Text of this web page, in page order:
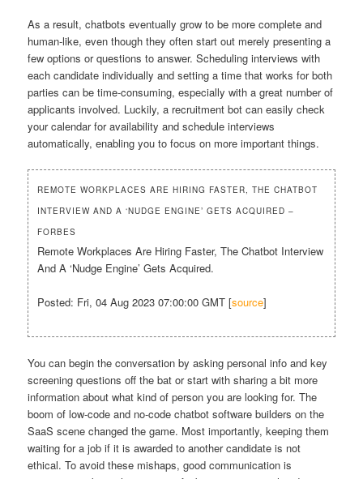
As a result, chatbots eventually grow to be more complete and
human-like, even though they often start out merely presenting a
few options or questions to answer. Scheduling interviews with
each candidate individually and setting a time that works for both
parties can be time-consuming, especially with a great number of
applicants involved. Luckily, a recruitment bot can easily check
your calendar for availability and schedule interviews
automatically, enabling you to focus on more important things.
REMOTE WORKPLACES ARE HIRING FASTER, THE CHATBOT
INTERVIEW AND A ‘NUDGE ENGINE’ GETS ACQUIRED –
FORBES
Remote Workplaces Are Hiring Faster, The Chatbot Interview
And A ‘Nudge Engine’ Gets Acquired.
Posted: Fri, 04 Aug 2023 07:00:00 GMT [source]
You can begin the conversation by asking personal info and key
screening questions off the bat or start with sharing a bit more
information about what kind of person you are looking for. The
boom of low-code and no-code chatbot software builders on the
SaaS scene changed the game. Most importantly, keeping them
waiting for a job if it is awarded to another candidate is not
ethical. To avoid these mishaps, good communication is